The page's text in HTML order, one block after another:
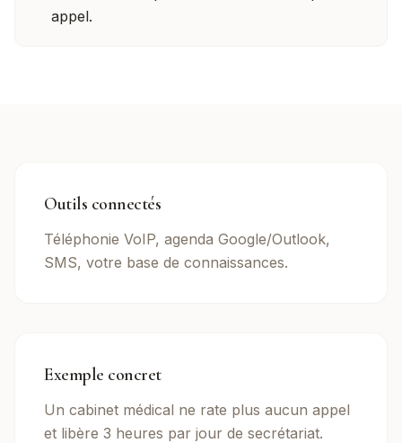
appel.
Outils connectés
Téléphonie VoIP, agenda Google/Outlook,
SMS, votre base de connaissances.
Exemple concret
Un cabinet médical ne rate plus aucun appel
et libère 3 heures par jour de secrétariat.